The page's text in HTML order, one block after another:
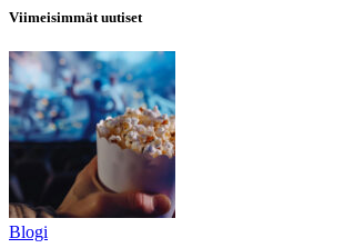
Viimeisimmät uutiset
Blogi